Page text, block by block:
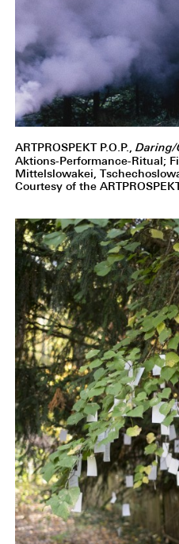
ARTPROSPEKT P.O.P., Daring/
Aktions-Performance-Ritual;
Mittelslowakei,
Courtesy of the